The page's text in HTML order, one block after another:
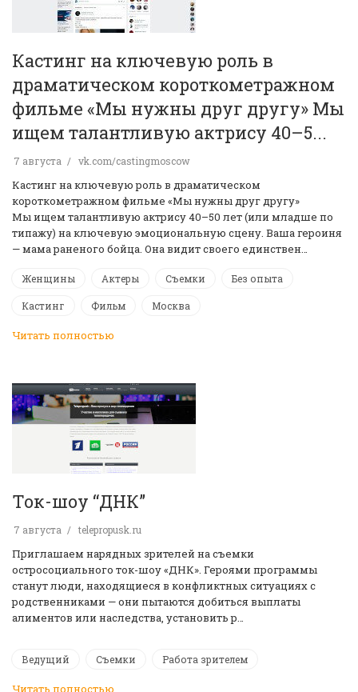
Кастинг на ключевую роль в
драматическом короткометражном
фильме «Мы нужны друг другу» Мы
ищем талантливую актрису 40–5...
7 августа vk.com/castingmoscow
Кастинг на ключевую роль в драматическом
короткометражном фильме «Мы нужны друг другу»
Мы ищем талантливую актрису 40–50 лет (или младше по
типажу) на ключевую эмоциональную сцену. Ваша героиня
— мама раненого бойца. Она видит своего единствен…
Женщины Актеры Съемки Без опыта
Кастинг Фильм Москва
Читать полностью
Ток-шоу “ДНК”
7 августа telepropusk.ru
Приглашаем нарядных зрителей на съемки
остросоциального ток-шоу «ДНК». Героями программы
станут люди, находящиеся в конфликтных ситуациях с
родственниками — они пытаются добиться выплаты
алиментов или наследства, установить р…
Ведущий Съемки Работа зрителем